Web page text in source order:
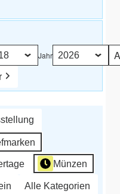
Jahr
Münzen
Alle Kategorien